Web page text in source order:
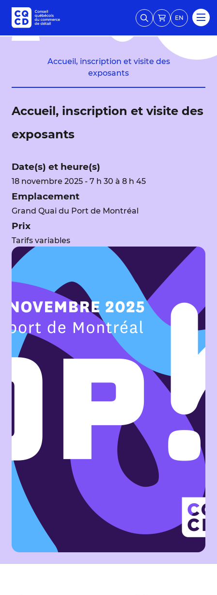
EN
Accueil, inscription et visite des
exposants
Accueil, inscription et visite des
exposants
Date(s) et heure(s)
18 novembre 2025 - 7 h 30 à 8 h 45
Emplacement
Grand Quai du Port de Montréal
Prix
Tarifs variables